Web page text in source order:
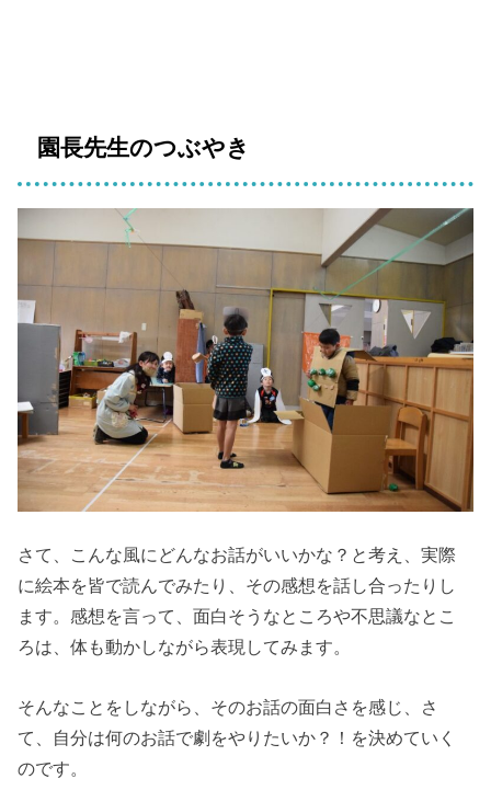
園長先生のつぶやき
さて、こんな風にどんなお話がいいかな？と考え、実際
に絵本を皆で読んでみたり、その感想を話し合ったりし
ます。感想を言って、面白そうなところや不思議なとこ
ろは、体も動かしながら表現してみます。
そんなことをしながら、そのお話の面白さを感じ、さ
て、自分は何のお話で劇をやりたいか？！を決めていく
のです。